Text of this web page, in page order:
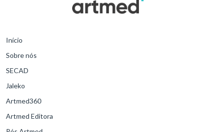
Início
Sobre nós
SECAD
Jaleko
Artmed360
Artmed Editora